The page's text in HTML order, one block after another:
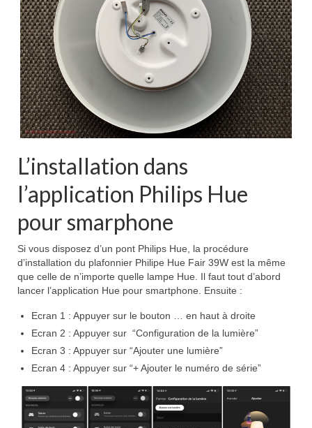
L’installation dans
l’application Philips Hue
pour smarphone
Si vous disposez d’un pont Philips Hue, la procédure
d’installation du plafonnier Philipe Hue Fair 39W est la même
que celle de n’importe quelle lampe Hue. Il faut tout d’abord
lancer l’application Hue pour smartphone. Ensuite :
Ecran 1 : Appuyer sur le bouton … en haut à droite
Ecran 2 : Appuyer sur “Configuration de la lumière”
Ecran 3 : Appuyer sur “Ajouter une lumière”
Ecran 4 : Appuyer sur “+ Ajouter le numéro de série”